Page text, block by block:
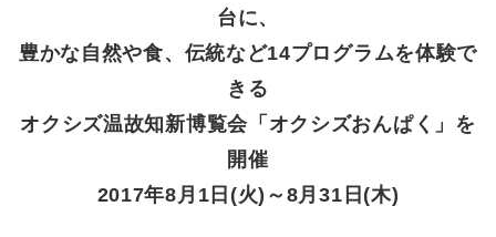
台に、
豊かな自然や食、伝統など14プログラムを体験で
きる
オクシズ温故知新博覧会「オクシズおんぱく」を
開催
2017年8月1日(火)～8月31日(木)